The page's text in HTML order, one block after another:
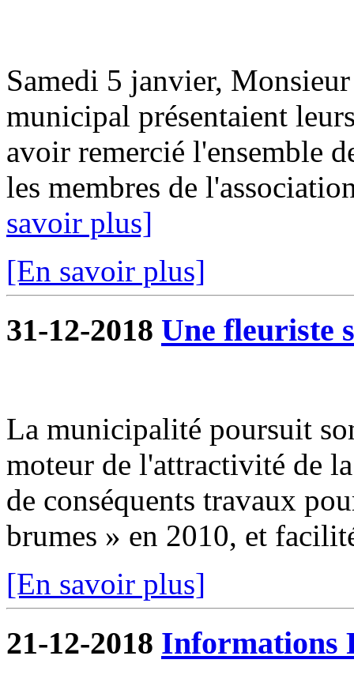
Samedi 5 janvier,
municipal présentaient
avoir remercié l'ensemble
les membres de
savoir plus]
[En savoir plus]
31-12-2018 Une fleuriste
La municipalité poursuit
moteur de l'attractivité de
de conséquents travaux
brumes » en 2010, et
[En savoir plus]
21-12-2018 Informations